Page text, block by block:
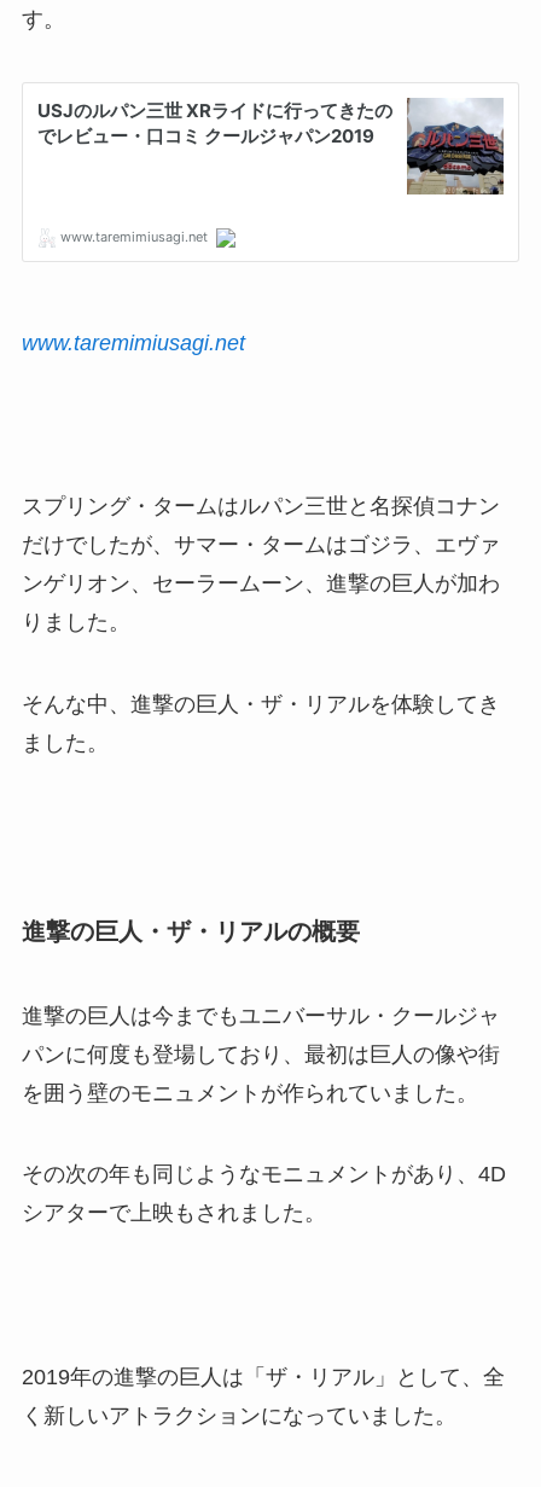
す。
www.taremimiusagi.net
スプリング・タームはルパン三世と名探偵コナン
だけでしたが、サマー・タームはゴジラ、エヴァ
ンゲリオン、セーラームーン、進撃の巨人が加わ
りました。
そんな中、進撃の巨人・ザ・リアルを体験してき
ました。
進撃の巨人・ザ・リアルの概要
進撃の巨人は今までもユニバーサル・クールジャ
パンに何度も登場しており、最初は巨人の像や街
を囲う壁のモニュメントが作られていました。
その次の年も同じようなモニュメントがあり、4D
シアターで上映もされました。
2019年の進撃の巨人は「ザ・リアル」として、全
く新しいアトラクションになっていました。